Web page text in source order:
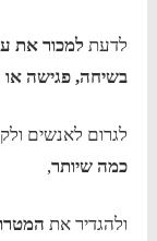
לדעת למכור את
בשיחה, פגישה
לגרום לאנשים
כמה שיותר,
ולהגדיר את